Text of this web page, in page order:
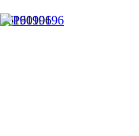
P6190196